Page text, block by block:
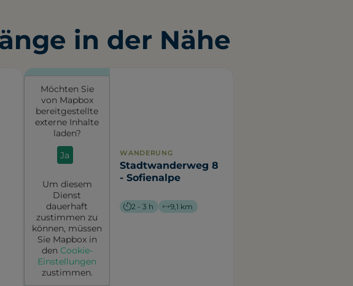
in der Nähe
Möchten Sie
von Mapbox
bereitgestellte
externe Inhalte
laden?
Ja
Um diesem
Dienst
dauerhaft
zustimmen zu
können, müssen
Sie Mapboxin
den Cookie-
Einstellungen
zustimmen.
WANDERUNG
Stadtwanderweg 8
- Sofienalpe
2 - 3 h 9,1 km